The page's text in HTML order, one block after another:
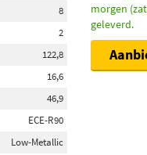
8
2
122,8
16,6
46,9
ECE-R90
Low-Metallic
morgen
geleverd.